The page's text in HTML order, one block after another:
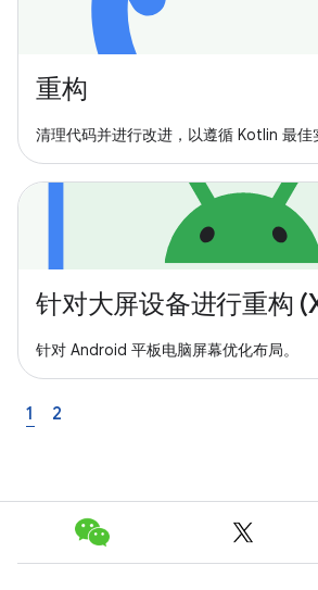
重构
清理代码并进行改进，以遵循 Kotlin 最佳
针对大屏设备进行重构
针对 Android 平板电脑屏幕优化布局。
1 2